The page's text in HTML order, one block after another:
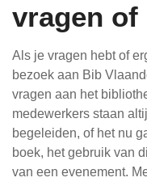
vragen of
Als je vragen hebt of
bezoek aan Bib
vragen aan het
medewerkers staan
begeleiden, of het nu
boek, het gebruik van
van een evenement.